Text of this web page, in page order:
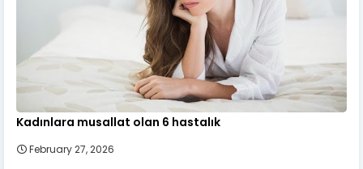
Kadınlara musallat olan 6 hastalık
February 27, 2026